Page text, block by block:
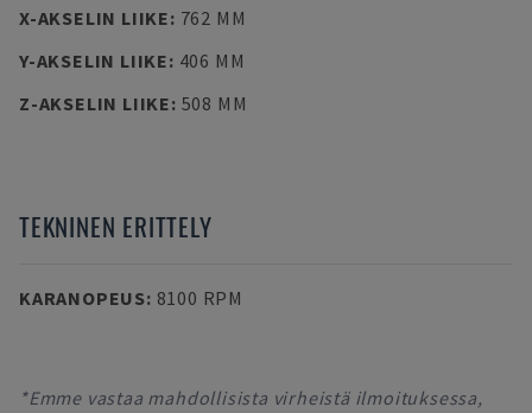
X-AKSELIN LIIKE: 762 MM
Y-AKSELIN LIIKE: 406 MM
Z-AKSELIN LIIKE: 508 MM
TEKNINEN ERITTELY
KARANOPEUS: 8100 RPM
*Emme vastaa mahdollisista virheistä ilmoituksessa,